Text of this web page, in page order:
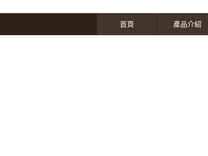
首頁
產品介紹